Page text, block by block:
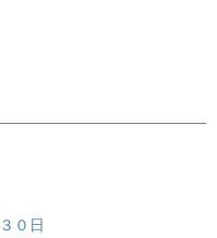
０日